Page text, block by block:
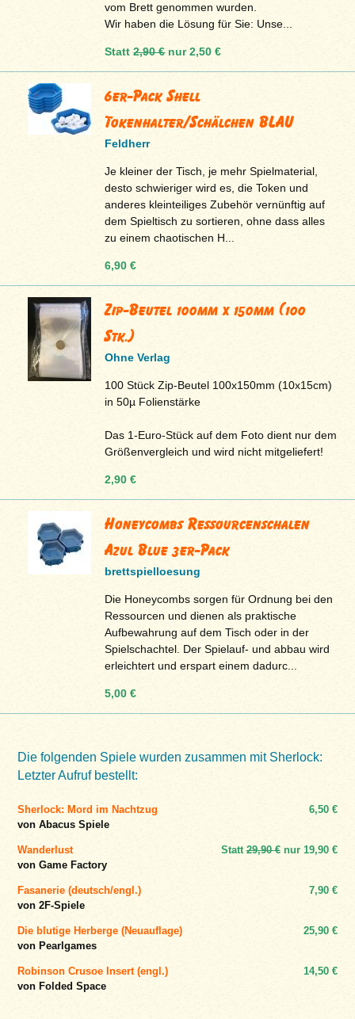
vom Brett genommen wurden.
Wir haben die Lösung für Sie: Unse...
Statt2,90 €nur2,50 €
6er-Pack Shell
Tokenhalter/Schälchen BLAU
Feldherr
Je kleiner der Tisch, je mehr Spielmaterial,
desto schwieriger wird es, die Token und
anderes kleinteiliges Zubehör vernünftig auf
dem Spieltisch zu sortieren, ohne dass alles
zu einem chaotischen H...
6,90 €
Zip-Beutel 100mm x 150mm (100
Stk.)
Ohne Verlag
100 Stück Zip-Beutel 100x150mm (10x15cm)
in 50µ Folienstärke
Das 1-Euro-Stück auf dem Foto dient nur dem
Größenvergleich und wird nicht mitgeliefert!
2,90 €
Honeycombs Ressourcenschalen
Azul Blue 3er-Pack
brettspielloesung
Die Honeycombs sorgen für Ordnung bei den
Ressourcen und dienen als praktische
Aufbewahrung auf dem Tisch oder in der
Spielschachtel. Der Spielauf- und abbau wird
erleichtert und erspart einem dadurc...
5,00 €
Die folgenden Spiele wurden zusammen mit Sherlock:
Letzter Aufruf bestellt:
Sherlock: Mord im Nachtzug
von Abacus Spiele
6,50 €
Wanderlust
von Game Factory
Statt29,90 €nur 19,90 €
Fasanerie (deutsch/engl.)
von 2F-Spiele
7,90 €
Die blutige Herberge (Neuauflage)
von Pearlgames
25,90 €
Robinson Crusoe Insert (engl.)
von Folded Space
14,50 €